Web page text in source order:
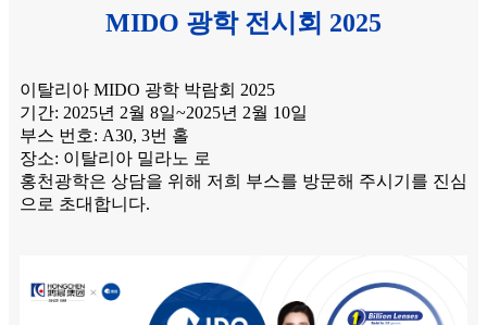
MIDO 광학 전시회 2025
이탈리아 MIDO 광학 박람회 2025
기간: 2025년 2월 8일~2025년 2월 10일
부스 번호: A30, 3번 홀
장소: 이탈리아 밀라노 로
홍천광학은 상담을 위해 저희 부스를 방문해 주시기를 진심
으로 초대합니다.